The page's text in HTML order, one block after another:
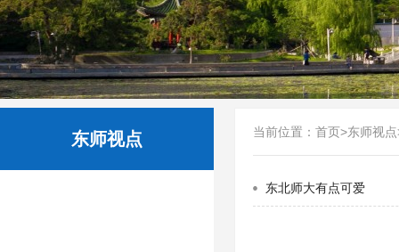
东师视点 当前位置： 首页>东师视点
东北师大有点可爱